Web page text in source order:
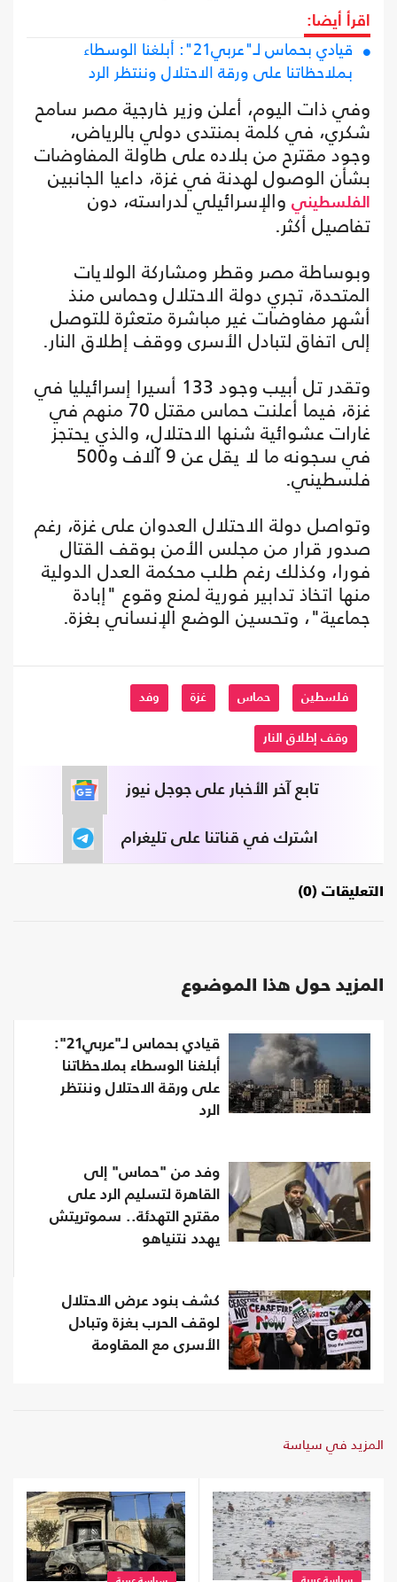
اقرأ أيضا:
قيادي بحماس لـ"عربي21": أبلغنا الوسطاء
بملاحظاتنا على ورقة الاحتلال وننتظر الرد
وفي ذات اليوم، أعلن وزير خارجية مصر سامح
شكري، في كلمة بمنتدى دولي بالرياض،
وجود مقترح من بلاده على طاولة المفاوضات
بشأن الوصول لهدنة في غزة، داعيا الجانبين
الفلسطيني والإسرائيلي لدراسته، دون
تفاصيل أكثر.
وبوساطة مصر وقطر ومشاركة الولايات
المتحدة، تجري دولة الاحتلال وحماس منذ
أشهر مفاوضات غير مباشرة متعثرة للتوصل
إلى اتفاق لتبادل الأسرى ووقف إطلاق النار.
وتقدر تل أبيب وجود 133 أسيرا إسرائيليا في
غزة، فيما أعلنت حماس مقتل 70 منهم في
غارات عشوائية شنها الاحتلال، والذي يحتجز
في سجونه ما لا يقل عن 9 آلاف و500
فلسطيني.
وتواصل دولة الاحتلال العدوان على غزة، رغم
صدور قرار من مجلس الأمن بوقف القتال
فورا، وكذلك رغم طلب محكمة العدل الدولية
منها اتخاذ تدابير فورية لمنع وقوع "إبادة
جماعية"، وتحسين الوضع الإنساني بغزة.
فلسطين حماس غزة وفد
وقف إطلاق النار
تابع آخر الأخبار على جوجل نيوز
اشترك في قناتنا على تليغرام
التعليقات (0)
المزيد حول هذا الموضوع
قيادي بحماس لـ"عربي21":
أبلغنا الوسطاء بملاحظاتنا
على ورقة الاحتلال وننتظر
الرد
وفد من "حماس" إلى
القاهرة لتسليم الرد على
مقترح التهدئة.. سموتريتش
يهدد نتنياهو
كشف بنود عرض الاحتلال
لوقف الحرب بغزة وتبادل
الأسرى مع المقاومة
المزيد في سياسة